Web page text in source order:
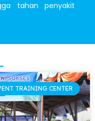
tahan penyakit
TRAINING CENTER